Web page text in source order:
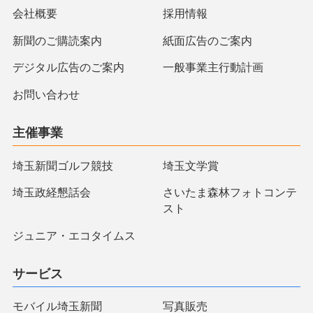
会社概要 採用情報
新聞のご購読案内 紙面広告のご案内
デジタル広告のご案内 一般事業主行動計画
お問い合わせ
主催事業
埼玉新聞ゴルフ競技 埼玉文学賞
埼玉政経懇話会
さいたま森林フォトコンテ
スト
ジュニア・エコタイムス
サービス
モバイル埼玉新聞 写真販売